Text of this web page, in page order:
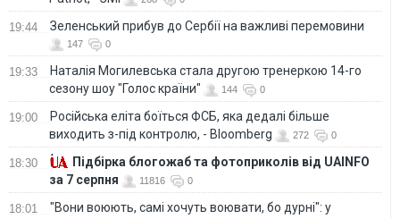
19:44 Зеленський прибув до Сербії на важливі перемовини
147 0
19:33
Наталія Могилевська стала другою тренеркою 14-го
сезону шоу "Голос країни"
144 0
19:00
Російська еліта боїться ФСБ, яка дедалі більше
виходить з-під контролю, - Bloomberg
272 0
18:30
Підбірка блогожаб та фотоприколів від UAINFO
за 7 серпня
11816 0
18:01
"Вони воюють, самі хочуть воювати, бо дурні": у